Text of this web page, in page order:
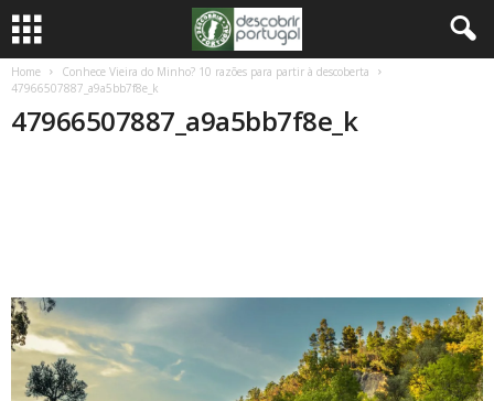
Home
Conhece Vieira do Minho? 10 razões para partir à descoberta
47966507887_a9a5bb7f8e_k
47966507887_a9a5bb7f8e_k